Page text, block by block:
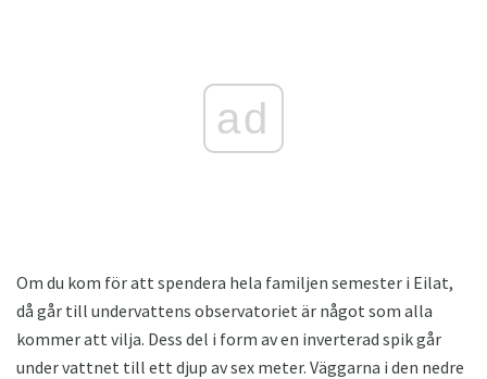
ad
Om du kom för att spendera hela familjen semester i Eilat,
då går till undervattens observatoriet är något som alla
kommer att vilja. Dess del i form av en inverterad spik går
under vattnet till ett djup av sex meter. Väggarna i den nedre